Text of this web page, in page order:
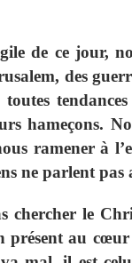
de ce jour,
des
toutes
hameçons.
ramener à
ne parlent pas
chercher le
présent au cœur